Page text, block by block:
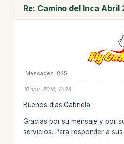
Re: Camino del Inca Abril
Messages: 825
10 nov. 2014, 12:28
Buenos días Gabriela:
Gracias por su mensaje y por
servicios. Para responder a sus